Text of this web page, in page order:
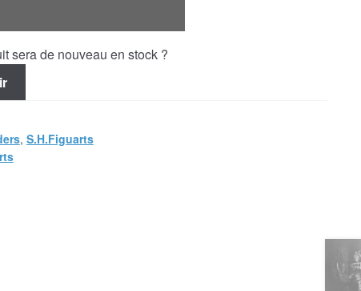
sera de nouveau en stock ?
, S.H.Figuarts